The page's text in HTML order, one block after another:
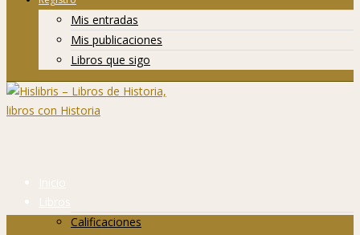
Mis entradas
Mis publicaciones
Libros que sigo
Inicio
Libros
Calificaciones